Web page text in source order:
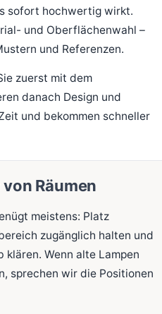
sofort hochwertig wirkt.
und Oberflächenwahl –
und Referenzen.
zuerst mit dem
danach Design und
und bekommen schneller
Räumen
meistens: Platz
zugänglich halten und
Wenn alte Lampen
sprechen wir die Positionen